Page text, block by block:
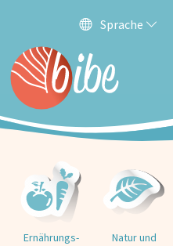
Sprache
Ernährungs­
Natur und